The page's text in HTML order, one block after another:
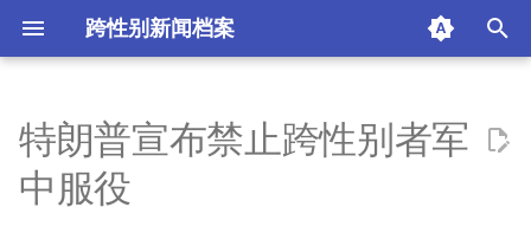
跨性别新闻档案
n
正文
特朗普宣布禁止跨性别者军
中服役